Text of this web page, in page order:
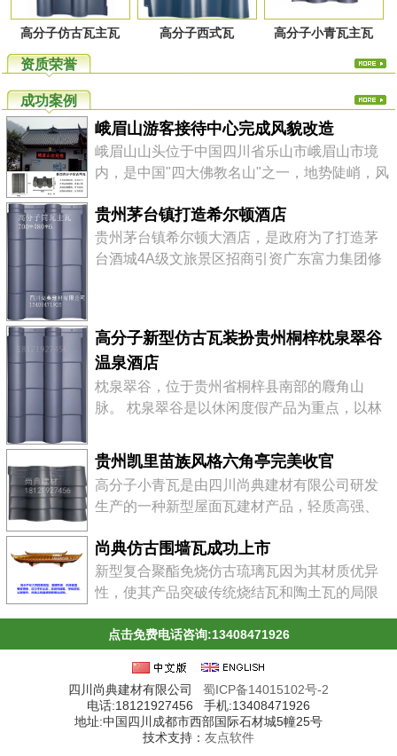
高分子仿古瓦主瓦 高分子西式瓦 高分子小青瓦主瓦
资质荣誉
成功案例
峨眉山游客接待中心完成风貌改造
峨眉山山头位于中国四川省乐山市峨眉山市境
内，是中国"四大佛教名山"之一，地势陡峭，风
最高，海拔3099米，高出峨眉平原2700多米。
高分子仿古瓦轻质高强、美观环保、色泽丰
富、安装快捷，综合性价比高。 四川尚典建材
贵州茅台镇打造希尔顿酒店
贵州茅台镇希尔顿大酒店，是政府为了打造茅
台酒城4A级文旅景区招商引资广东富力集团修
茅台镇，贵州省遵义市仁怀市下辖镇。位于赤
水河畔，是川黔水陆交通的咽喉要地。地处贵
州高原西北部，大类山脉西段北侧，北靠遵
义，南临川南。在郁郁葱葱的河滨地带，建
高分子新型仿古瓦装扮贵州桐梓枕泉翠谷
温泉酒店
枕泉翠谷，位于贵州省桐梓县南部的麚角山
脉。 枕泉翠谷是以休闲度假产品为重点，以林
康体、运动体验等专项产品为突破口，以历史
文化度假产品和生态度假产品为补充，以旅游
商品为延伸，实现一个主体、多样化的景点。
贵州桐梓“枕泉翠谷”4A景区五星级大酒店，是
中式徽派建筑风格，雄...
贵州凯里苗族风格六角亭完美收官
高分子小青瓦是由四川尚典建材有限公司研发
生产的一种新型屋面瓦建材产品，轻质高强、
业、民用、公园楼亭等建筑。
尚典仿古围墙瓦成功上市
新型复合聚酯免烧仿古琉璃瓦因为其材质优异
性，使其产品突破传统烧结瓦和陶土瓦的局限
且具有搭接设计可靠合理、轻质高强等多种优
点击免费电话咨询:13408471926
四川尚典建材有限公司 蜀ICP备14015102号-2
电话:18121927456 手机:13408471926
地址:中国四川成都市西部国际石材城5幢25号
技术支持： 友点软件